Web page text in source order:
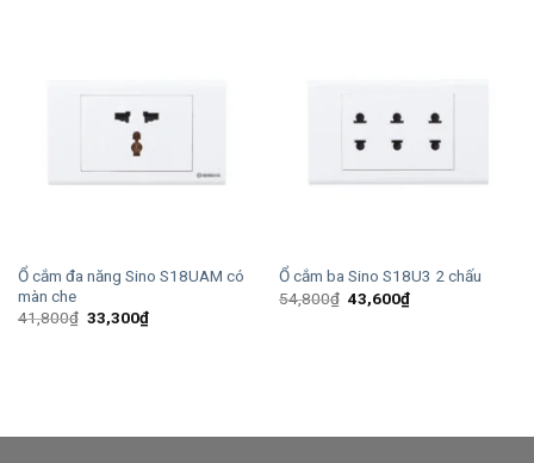
Ổ cắm đa năng Sino S18UAM có
màn che
41,800₫ Giá
gốc
33,300₫Giá
hiện
Ổ cắm ba Sino S18U3 2 chấu
54,800₫ Giá
gốc
43,600₫Giá
hiện